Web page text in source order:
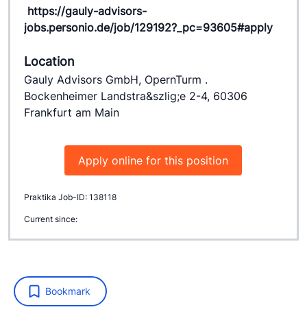
Bookmark
https://gauly-advisors-
jobs.personio.de/job/129192?_pc=93605#apply
Location
Gauly Advisors GmbH, OpernTurm .
Bockenheimer Landstra&szlig;e 2-4, 60306
Frankfurt am Main
Apply online for this position
Praktika Job-ID: 138118
Current since: